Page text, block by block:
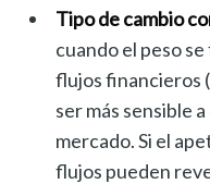
Tipo de cambio
cuando el peso
flujos financieros
ser más sensible
mercado. Si el
flujos pueden